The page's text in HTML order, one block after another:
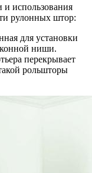
и использования
рулонных штор:
для установки
ниши.
перекрывает
рольшторы